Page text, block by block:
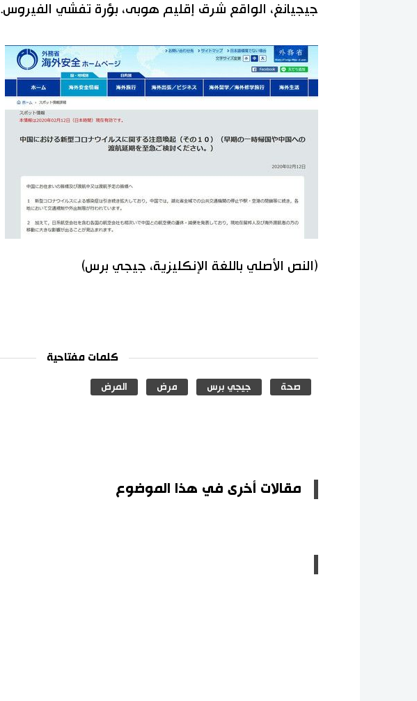
جيجيانغ، الواقع شرق إقليم هوبى، بؤرة تفشي الفيروس.
(النص الأصلي باللغة الإنكليزية، جيجي برس)
كلمات مفتاحية
صحة جيجي برس مرض المرض
مقالات أخرى في هذا الموضوع